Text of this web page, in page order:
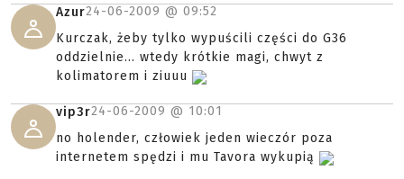
Azur24-06-2009 @ 09:52
Kurczak, żeby tylko wypuścili części do G36
oddzielnie... wtedy krótkie magi, chwyt z
kolimatorem i ziuuu
vip3r24-06-2009 @ 10:01
no holender, człowiek jeden wieczór poza
internetem spędzi i mu Tavora wykupią